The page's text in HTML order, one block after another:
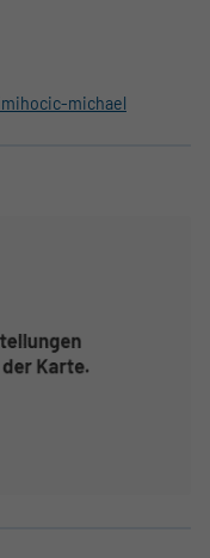
michael